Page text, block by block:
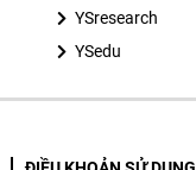
YSresearch
YSedu